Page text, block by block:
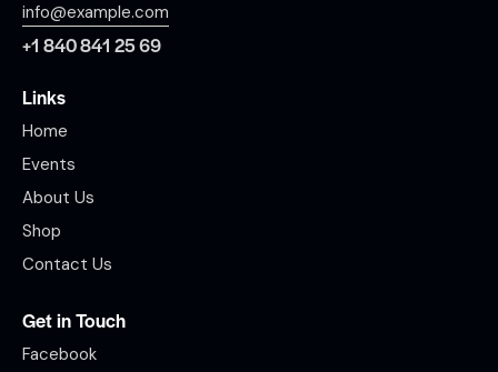
info@example.com
+1 840 841 25 69
Links
Home
Events
About Us
Shop
Contact Us
Get in Touch
Facebook